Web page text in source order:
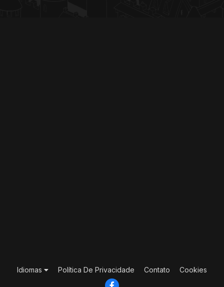
Idiomas Política De Privacidade Contato Cookies